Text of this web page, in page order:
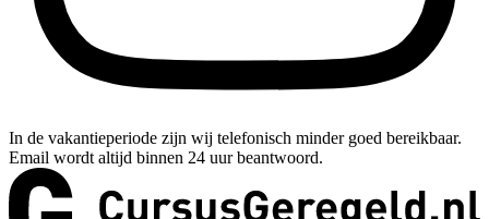
In de vakantieperiode zijn wij telefonisch minder goed bereikbaar.
Email wordt altijd binnen 24 uur beantwoord.